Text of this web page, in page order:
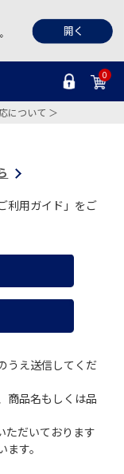
0
について ＞
利用ガイド」をご
うえ送信してくだ
商品名もしくは品
ただいております
す。